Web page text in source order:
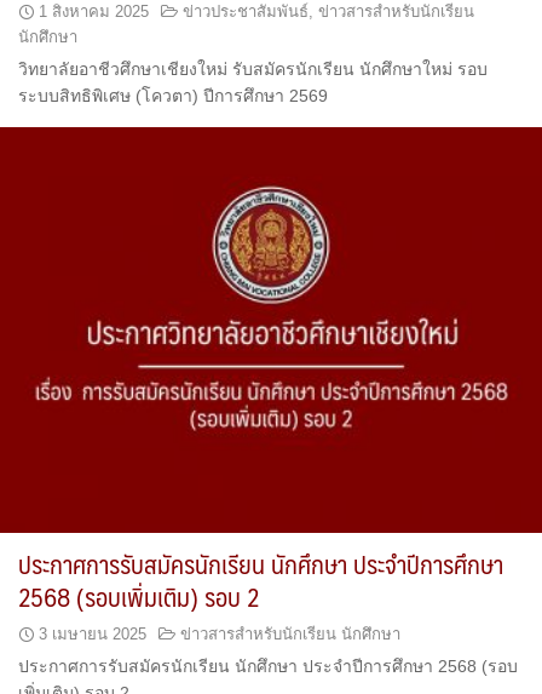
1 สิงหาคม 2025 ข่าวประชาสัมพันธ์ ข่าวสารสำหรับนักเรียน
นักศึกษา
วิทยาลัยอาชีวศึกษาเชียงใหม่ รับสมัครนักเรียน นักศึกษาใหม่ รอบ
ระบบสิทธิพิเศษ (โควตา) ปีการศึกษา 2569
ประกาศการรับสมัครนักเรียน นักศึกษา ประจำปีการศึกษา
2568 (รอบเพิ่มเติม) รอบ 2
3 เมษายน 2025 ข่าวสารสำหรับนักเรียน นักศึกษา
ประกาศการรับสมัครนักเรียน นักศึกษา ประจำปีการศึกษา 2568 (รอบ